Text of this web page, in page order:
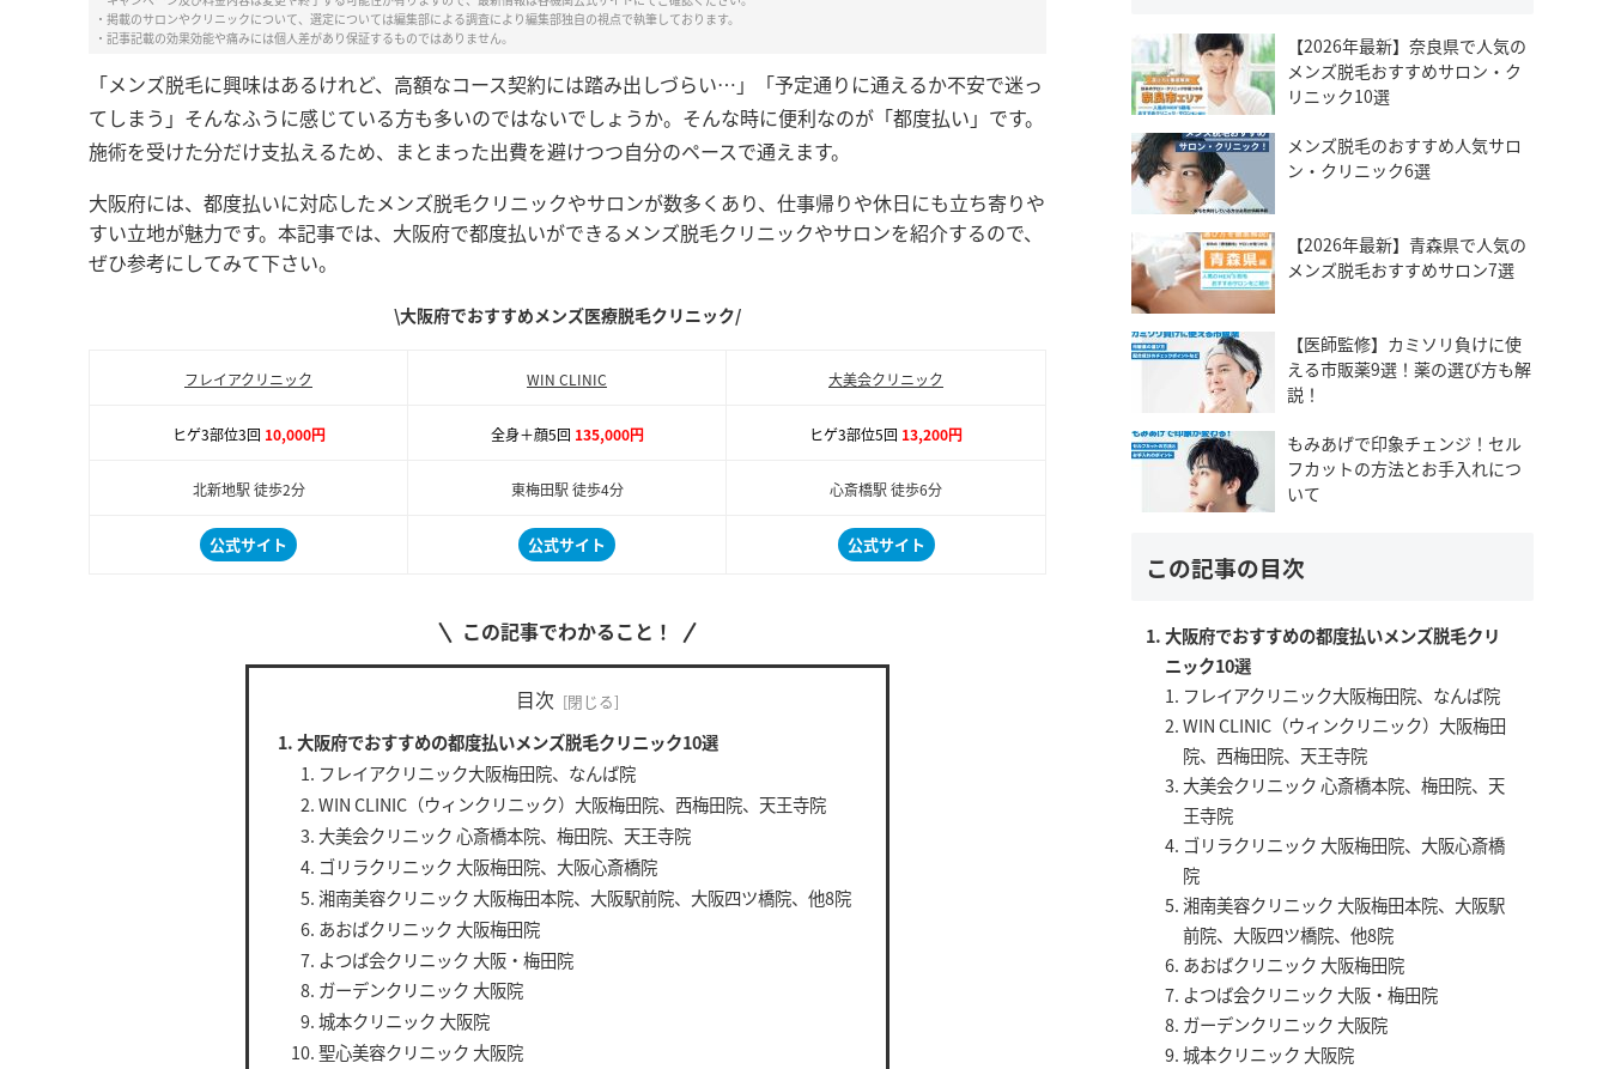
・掲載のサロンやクリニックについて、選定については編集部による調査により編集部独自の視点で執筆しております。
・記事記載の効果効能や痛みには個人差があり保証するものではありません。
「メンズ脱毛に興味はあるけれど、高額なコース契約には踏み出しづらい…」「予定通りに通えるか不安で迷っ
てしまう」そんなふうに感じている方も多いのではないでしょうか。そんな時に便利なのが「都度払い」です。
施術を受けた分だけ支払えるため、まとまった出費を避けつつ自分のペースで通えます。
大阪府には、都度払いに対応したメンズ脱毛クリニックやサロンが数多くあり、仕事帰りや休日にも立ち寄りや
すい立地が魅力です。本記事では、大阪府で都度払いができるメンズ脱毛クリニックやサロンを紹介するので、
ぜひ参考にしてみて下さい。
\大阪府でおすすめメンズ医療脱毛クリニック/
フレイアクリニック WIN CLINIC 大美会クリニック
ヒゲ3部位3回 10,000円 全身＋顔5回 135,000円 ヒゲ3部位5回 13,200円
北新地駅 徒歩2分 東梅田駅 徒歩4分 心斎橋駅 徒歩6分
公式サイト 公式サイト 公式サイト
この記事でわかること！
目次
大阪府でおすすめの都度払いメンズ脱毛クリニック10選
フレイアクリニック大阪梅田院、なんば院
WIN CLINIC（ウィンクリニック）大阪梅田院、西梅田院、天王寺院
大美会クリニック 心斎橋本院、梅田院、天王寺院
ゴリラクリニック 大阪梅田院、大阪心斎橋院
湘南美容クリニック 大阪梅田本院、大阪駅前院、大阪四ツ橋院、他8院
あおばクリニック 大阪梅田院
よつば会クリニック 大阪・梅田院
ガーデンクリニック 大阪院
城本クリニック 大阪院
聖心美容クリニック 大阪院
【2026年最新】奈良県で人気の
メンズ脱毛おすすめサロン・ク
リニック10選
メンズ脱毛のおすすめ人気サロ
ン・クリニック6選
【2026年最新】青森県で人気の
メンズ脱毛おすすめサロン7選
【医師監修】カミソリ負けに使
える市販薬9選！薬の選び方も解
説！
もみあげで印象チェンジ！セル
フカットの方法とお手入れにつ
いて
この記事の目次
大阪府でおすすめの都度払いメンズ脱毛クリ
ニック10選
フレイアクリニック大阪梅田院、なんば院
WIN CLINIC（ウィンクリニック）大阪梅田
院、西梅田院、天王寺院
大美会クリニック 心斎橋本院、梅田院、天
王寺院
ゴリラクリニック 大阪梅田院、大阪心斎橋
院
湘南美容クリニック 大阪梅田本院、大阪駅
前院、大阪四ツ橋院、他8院
あおばクリニック 大阪梅田院
よつば会クリニック 大阪・梅田院
ガーデンクリニック 大阪院
城本クリニック 大阪院